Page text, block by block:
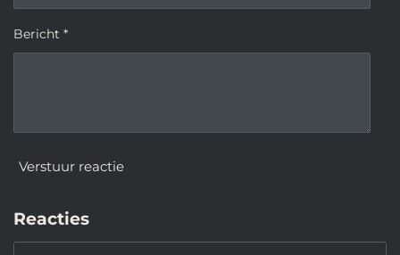
Bericht *
Verstuur reactie
Reacties